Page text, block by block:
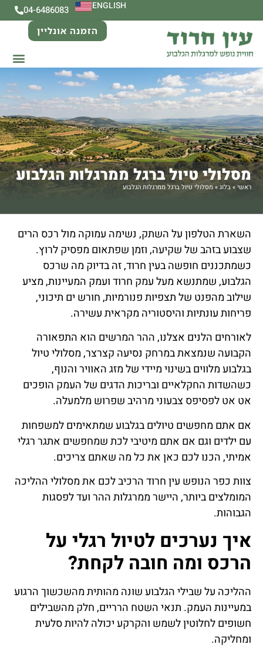
04-6486083 ENGLISH
הזמנה אונליין
מסלולי טיול ברגל ממרגלות הגלבוע
ראשי»בלוג»מסלולי טיול ברגל ממרגלות הגלבוע
השארת הטלפון על השתק, נשימה עמוקה מול רכס הרים
שצבוע בזהב של שקיעה, וזמן שפתאום מפסיק לרוץ.
כשמתכננים חופשה בעין חרוד, זה בדיוק מה שרכס
הגלבוע, שמתנשא מעל עמק חרוד ועמק המעיינות, מציע
שילוב מהפנט של תצפיות פנורמיות, חורש ים תיכוני,
פריחות עונתיות והיסטוריה מקראית עשירה.
לאורחים הלנים אצלנו, ההר המרשים הוא התפאורה
הקבועה שנמצאת במרחק נסיעה קצרצר, מסלולי טיול
בגלבוע מלווים בשינוי מיידי של מזג האוויר והנוף,
כשהשדות החקלאיים ובריכות הדגים של העמק הופכים
אט אט לפסיפס צבעוני מרהיב שפרוש מלמעלה.
אם אתם מחפשים טיולים בגלבוע שמתאימים למשפחות
עם ילדים וגם אם אתם מיטיבי לכת שמחפשים אתגר רגלי
אמיתי, הכנו לכם כאן את כל מה שאתם צריכים.
צוות כפר הנופש עין חרוד הרכיב לכם את מסלולי ההליכה
המומלצים ביותר, היישר ממרגלות ההר ועד לפסגות
הגבוהות.
איך נערכים לטיול רגלי על
הרכס ומה חובה לקחת?
ההליכה על שבילי הגלבוע שונה מהותית מהשכשוך הרגוע
במעיינות העמק. תנאי השטח הרריים, חלק מהשבילים
חשופים לחלוטין לשמש והקרקע יכולה להיות סלעית
ומחליקה.